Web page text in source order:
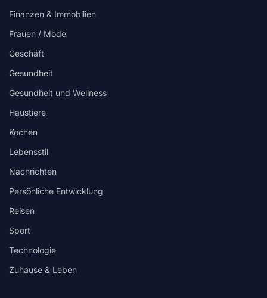
Finanzen & Immobilien
Frauen / Mode
Geschäft
Gesundheit
Gesundheit und Wellness
Haustiere
Kochen
Lebensstil
Nachrichten
Persönliche Entwicklung
Reisen
Sport
Technologie
Zuhause & Leben